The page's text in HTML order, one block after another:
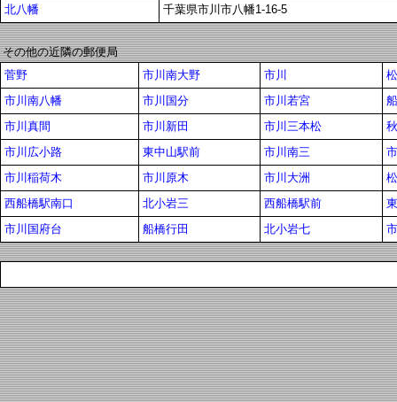
北八幡
千葉県市川市八幡1-16-5
その他の近隣の郵便局
菅野
市川南大野 市川
市川南八幡
市川国分 市川若宮
市川真間
市川新田 市川三本松
市川広小路
東中山駅前 市川南三
市川稲荷木
市川原木 市川大洲
西船橋駅南口
北小岩三 西船橋駅前
市川国府台
船橋行田 北小岩七